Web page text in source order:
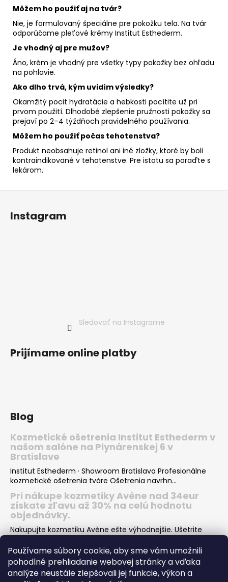
Používame súbory cookie, aby sme vám umožnili
pohodlné prehliadanie webovej stránky a vďaka
analýze neustále zlepšovali jej funkcie, výkon a
Môžem ho použiť aj na tvár?
Nie, je formulovaný špeciálne pre pokožku tela. Na tvár
odporúčame pleťové krémy Institut Esthederm.
Je vhodný aj pre mužov?
Áno, krém je vhodný pre všetky typy pokožky bez ohľadu
na pohlavie.
Ako dlho trvá, kým uvidím výsledky?
Okamžitý pocit hydratácie a hebkosti pocítite už pri
prvom použití. Dlhodobé zlepšenie pružnosti pokožky sa
prejaví po 2–4 týždňoch pravidelného používania.
Môžem ho použiť počas tehotenstva?
Produkt neobsahuje retinol ani iné zložky, ktoré by boli
kontraindikované v tehotenstve. Pre istotu sa poraďte s
lekárom.
Instagram
Sledovať na Instagrame
Prijímame online platby
Blog
Kozmetické ošetrenia Institut Esthederm v
našom salóne na Plynárenskej 6 v
Bratislave
Institut Esthederm · Showroom Bratislava Profesionálne
kozmetické ošetrenia tváre Ošetrenia navrhn...
Pri nákupe kozmetiky Avène nad 34eur
získate zľavu až 30% na celú hodnotu
objednávky.
Nakupujte kozmetiku Avène ešte výhodnejšie. Ušetrite
Institut Esthederm darčeky v hodnote viac
ako 66€ k nákupu letných produktov pre
krásne opálenie